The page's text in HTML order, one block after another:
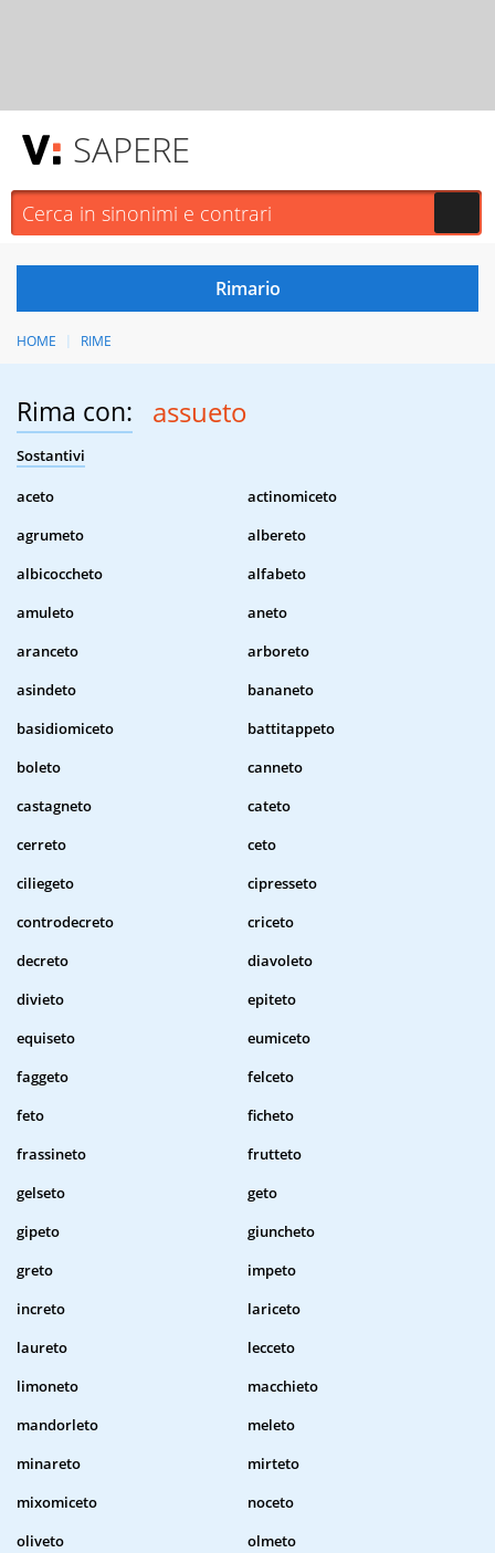
SAPERE
HOME RIME
Rima con: assueto
Sostantivi
aceto
actinomiceto
agrumeto
albereto
albicoccheto
alfabeto
amuleto
aneto
aranceto
arboreto
asindeto
bananeto
basidiomiceto
battitappeto
boleto
canneto
castagneto
cateto
cerreto
ceto
ciliegeto
cipresseto
controdecreto
criceto
decreto
diavoleto
divieto
epiteto
equiseto
eumiceto
faggeto
felceto
feto
ficheto
frassineto
frutteto
gelseto
geto
gipeto
giuncheto
greto
impeto
increto
lariceto
laureto
lecceto
limoneto
macchieto
mandorleto
meleto
minareto
mirteto
mixomiceto
noceto
oliveto
olmeto